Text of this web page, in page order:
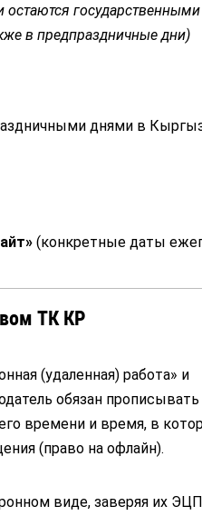
государственными
в предпраздничные дни)
днями в
(конкретные даты
ТК КР
(удаленная) работа» и
обязан прописывать
времени и время, в
(право на офлайн).
виде, заверяя их